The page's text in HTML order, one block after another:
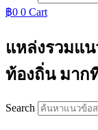
฿0 0 Cart
แหล่งรวมแ
ท้องถิ่น มาก
Search